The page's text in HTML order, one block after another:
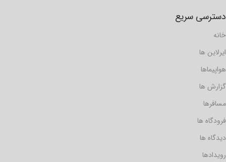
دسترسی سریع
خانه
ایرلاین ها
هواپیماها
گزارش ها
مسافرها
فرودگاه ها
دیدگاه ها
رویدادها